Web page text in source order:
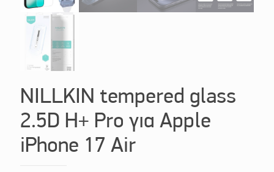
NILLKIN tempered glass
2.5D H+ Pro για Apple
iPhone 17 Air